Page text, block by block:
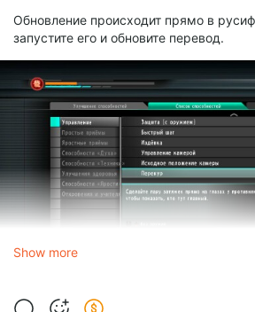
Обновление происходит прямо в
запустите его и обновите перевод.
Show more